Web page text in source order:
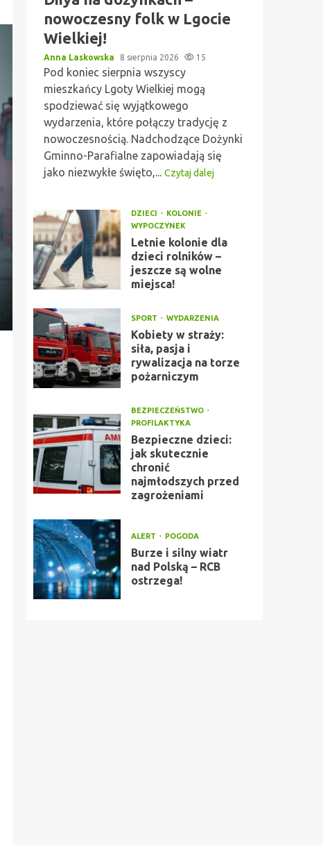
nowoczesny folk w Lgocie
Wielkiej!
Anna Laskowska 8 sierpnia 2026 15
Pod koniec sierpnia wszyscy
mieszkańcy Lgoty Wielkiej mogą
spodziewać się wyjątkowego
wydarzenia, które połączy tradycję z
nowoczesnością. Nadchodzące Dożynki
Gminno-Parafialne zapowiadają się
jako niezwykłe święto,... Czytaj dalej
DZIECI
KOLONIE
WYPOCZYNEK
Letnie kolonie dla
dzieci rolników –
jeszcze są wolne
miejsca!
SPORT WYDARZENIA
Kobiety w straży:
siła, pasja i
rywalizacja na torze
pożarniczym
BEZPIECZEŃSTWO
PROFILAKTYKA
Bezpieczne dzieci:
jak skutecznie
chronić
najmłodszych przed
zagrożeniami
ALERT POGODA
Burze i silny wiatr
nad Polską – RCB
ostrzega!